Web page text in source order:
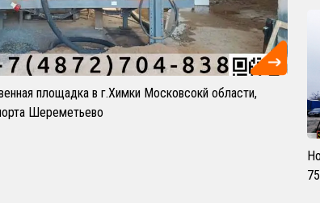
площадка в г.Химки Московсокй области,
Шереметьево